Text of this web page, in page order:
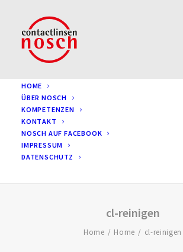
HOME
ÜBER NOSCH
KOMPETENZEN
KONTAKT
NOSCH AUF FACEBOOK
IMPRESSUM
DATENSCHUTZ
cl-reinigen
Home Home cl-reinigen